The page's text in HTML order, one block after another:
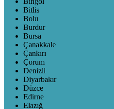
Bitlis
Bolu
Burdur
Bursa
Çanakkale
Çankırı
Çorum
Denizli
Diyarbakır
Düzce
Edirne
Elazığ